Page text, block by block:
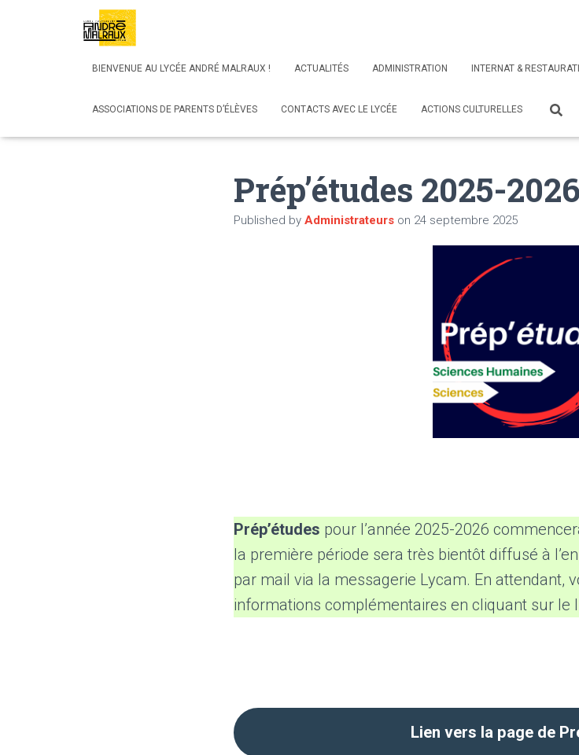
BIENVENUE AU LYCÉE ANDRÉ MALRAUX ! ACTUALITÉS ADMINISTRATION INTERNAT &
ASSOCIATIONS DE PARENTS D’ÉLÈVES CONTACTS AVEC LE LYCÉE ACTIONS CULTURELLES
Prép’études 2025-2026
Published by Administrateurs on 24 septembre 2025
Prép’études pour l’année 2025-2026
la première période sera très bientôt diffusé à
par mail via la messagerie Lycam. En attendant,
informations complémentaires en cliquant sur le
Lien vers la page de